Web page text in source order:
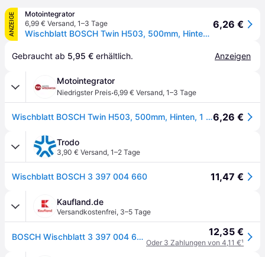
ANZEIGE
Motointegrator
6,99 € Versand, 1–3 Tage
Wischblatt BOSCH Twin H503, 500mm, Hinten, 1 Stück
6,26 €
Gebraucht ab 5,95 € erhältlich. Anzeigen
Motointegrator
Niedrigster Preis·6,99 € Versand, 1–3 Tage
Wischblatt BOSCH Twin H503, 500mm, Hinten, 1 Stück6,26 €
Trodo
3,90 € Versand, 1–2 Tage
Wischblatt BOSCH 3 397 004 660 11,47 €
Kaufland.de
Versandkostenfrei, 3–5 Tage
BOSCH Wischblatt 3 397 004 660 12,35 €
Oder 3 Zahlungen von 4,11 €¹